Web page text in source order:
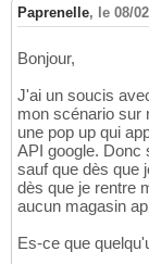
Paprenelle, le 08/
Bonjour,
J'ai un soucis
mon scénario sur
une pop up qui
API google. Donc
sauf que dès que
dès que je rentre
aucun magasin
Es-ce que